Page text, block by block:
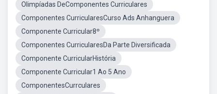
Olimpíadas DeComponentes Curriculares
Componentes CurricularesCurso Ads Anhanguera
Componente Curricular8º
Componentes CurricularesDa Parte Diversificada
Componente CurricularHistória
Componente Curricular1 Ao 5 Ano
ComponentesCurrculares